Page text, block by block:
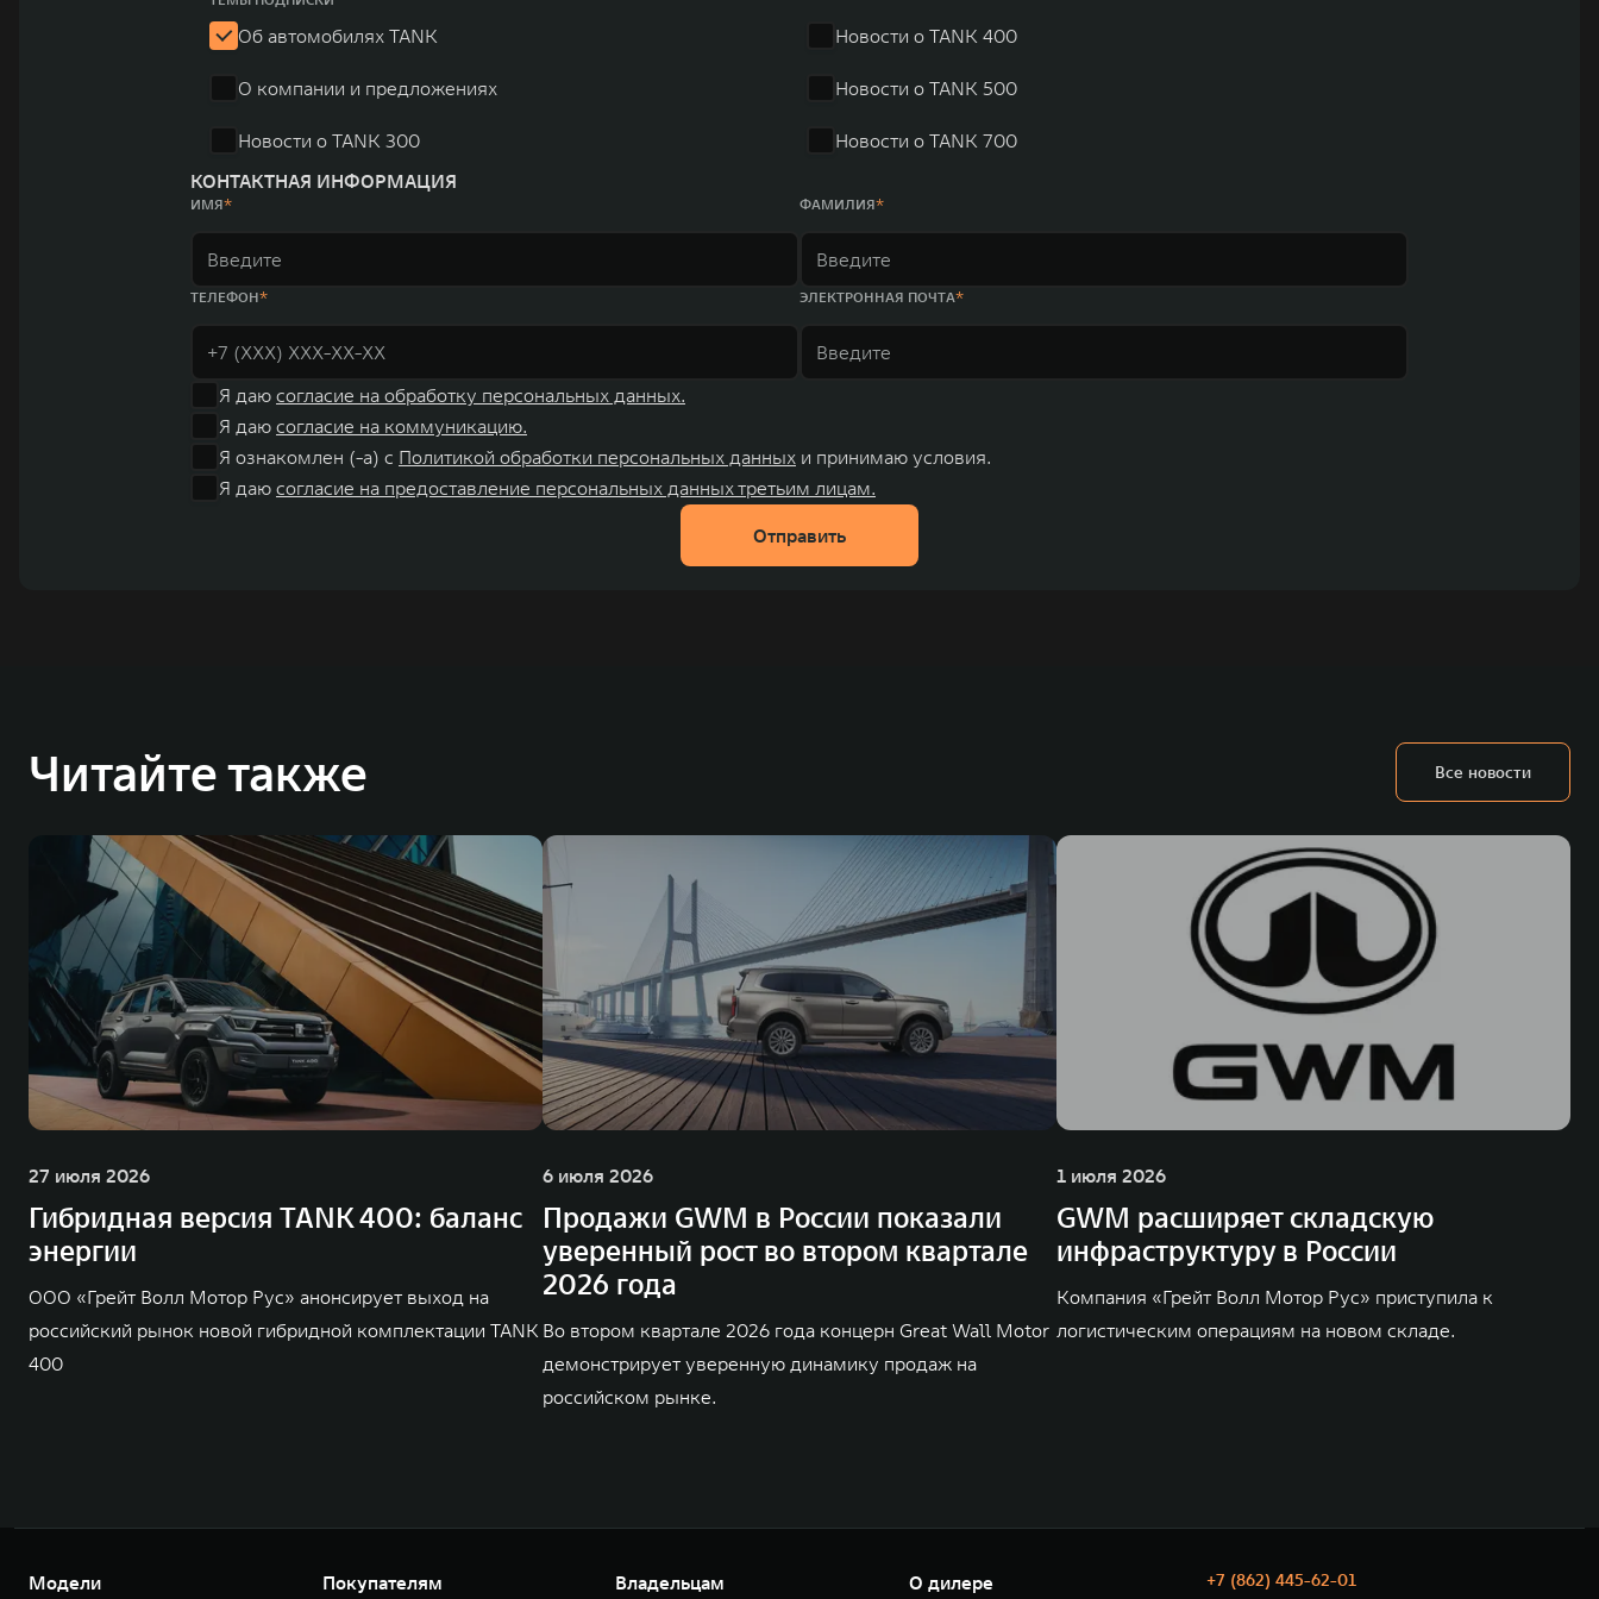
Об автомобилях TANK
О компании и предложениях
Новости о TANK 300
Новости о TANK 400
Новости о TANK 500
Новости о TANK 700
КОНТАКТНАЯ ИНФОРМАЦИЯ
ИМЯ ФАМИЛИЯ
ТЕЛЕФОН ЭЛЕКТРОННАЯ ПОЧТА
Я даю согласие на обработку персональных данных.
Я даю согласие на коммуникацию.
Я ознакомлен (-а) с Политикой обработки персональных данных и принимаю условия.
Я даю согласие на предоставление персональных данных третьим лицам.
Отправить
Читайте также Все новости
27 июля 2026
Гибридная версия TANK 400: баланс
энергии
ООО «Грейт Волл Мотор Рус» анонсирует выход на
российский рынок новой гибридной комплектации TANK
400
6 июля 2026
Продажи GWM в России показали
уверенный рост во втором квартале
2026 года
Во втором квартале 2026 года концерн Great Wall Motor
демонстрирует уверенную динамику продаж на
российском рынке.
1 июля 2026
GWM расширяет складскую
инфраструктуру в России
Компания «Грейт Волл Мотор Рус» приступила к
логистическим операциям на новом складе.
Модели Покупателям Владельцам О дилере
+7 (862) 445-62-01